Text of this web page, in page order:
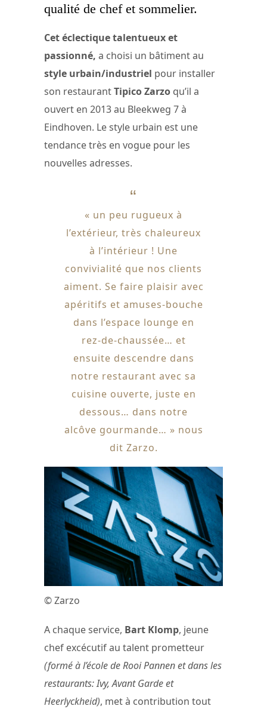
qualité de chef et sommelier.
Cet éclectique talentueux et
passionné, a choisi un bâtiment au
style urbain/industriel pour installer
son restaurantTipico Zarzo qu’il a
ouvert en 2013 au Bleekweg 7 à
Eindhoven. Le style urbain est une
tendance très en vogue pour les
nouvelles adresses.
« un peu rugueux à
l’extérieur, très chaleureux
à l’intérieur ! Une
convivialité que nos clients
aiment. Se faire plaisir avec
apéritifs et amuses-bouche
dans l’espace lounge en
rez-de-chaussée… et
ensuite descendre dans
notre restaurant avec sa
cuisine ouverte, juste en
dessous… dans notre
alcôve gourmande… » nous
dit Zarzo.
© Zarzo
A chaque service, Bart Klomp, jeune
chef excécutif au talent prometteur
(formé à l’école de Rooi Pannen et dans les
restaurants: Ivy, Avant Garde et
Heerlyckheid), met à contribution tout